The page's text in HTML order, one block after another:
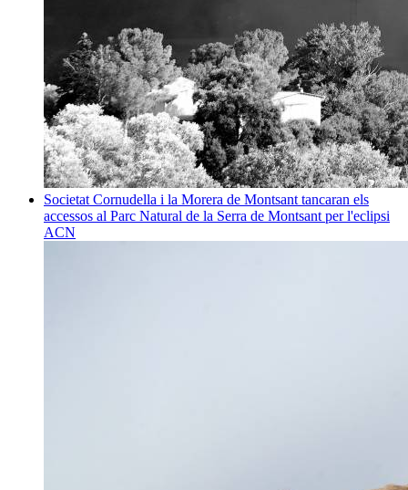
Societat Cornudella i la Morera de Montsant tancaran els
accessos al Parc Natural de la Serra de Montsant per l'eclipsi
ACN